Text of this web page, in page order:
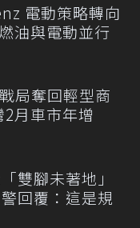
電動策略轉向
油與電動並行
局奪回輕型商
月車市年增
雙腳未著地」
回覆：這是規